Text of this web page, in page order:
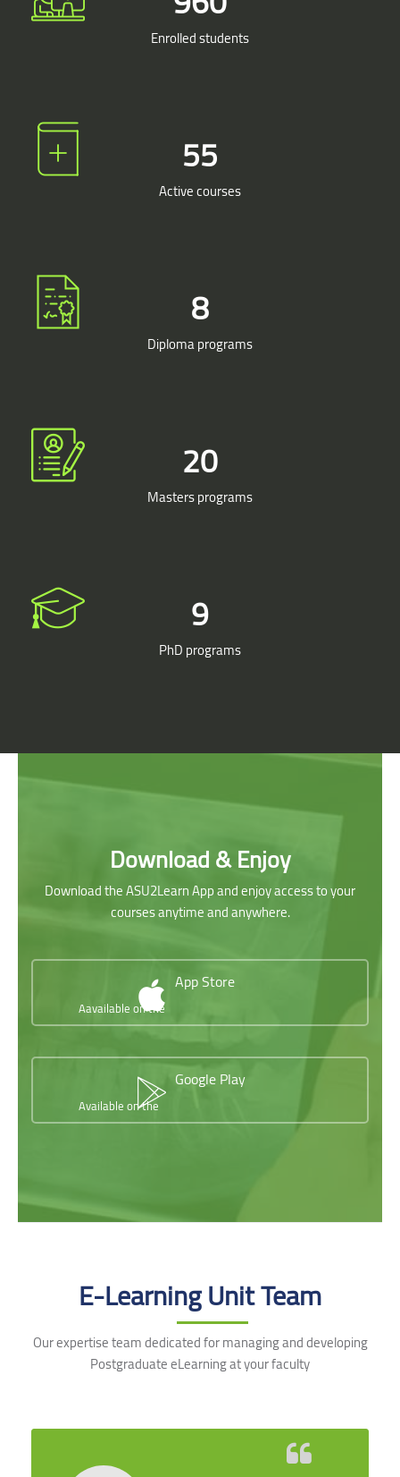
Enrolled students
55
Active courses
10
Diploma programs
24
Masters programs
11
PhD programs
Download & Enjoy
Download the ASU2Learn App and enjoy access to your
courses anytime and anywhere.
App Store
Aavailable on the
Google Play
Available on the
E-Learning Unit Team
Our expertise team dedicated for managing and developing
Postgraduate eLearning at your faculty